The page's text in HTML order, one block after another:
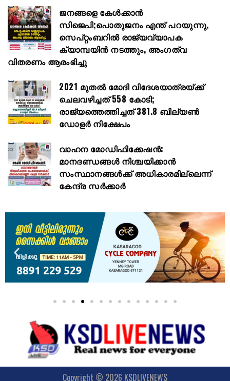
ജനങ്ങളെ കേൾക്കാൻ
സിജെപി;പൊതുജനം എന്ത് പറയുന്നു,
സെപ്റ്റംബറിൽ രാജ്യവ്യാപക
ക്യാമ്പയിൻ നടത്തും, അംഗത്വ
വിതരണം ആരംഭിച്ചു
2021 മുതൽ മോദി വിദേശയാത്രയ്ക്ക്
ചെലവഴിച്ചത് 558 കോടി;
രാജ്യത്തെത്തിച്ചത് 381.8 ബില്യൺ
ഡോളർ നിക്ഷേപം
വാഹന മോഡിഫിക്കേഷൻ:
മാനദണ്ഡങ്ങൾ നിശ്ചയിക്കാൻ
സംസ്ഥാനങ്ങൾക്ക് അധികാരമില്ലെന്ന്
കേന്ദ്ര സർക്കാർ
Copyright © 2026 KSDLIVENEWS